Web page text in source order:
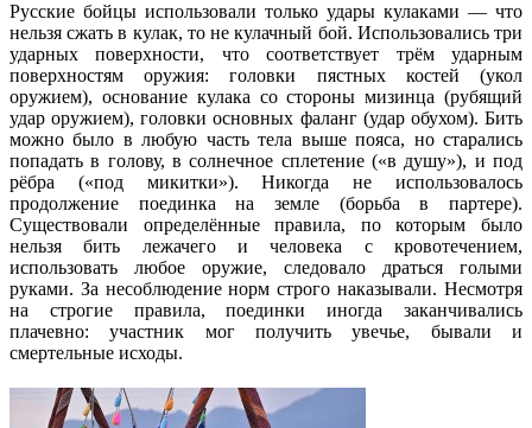
Русские бойцы использовали только удары кулаками — что
нельзя сжать в кулак, то не кулачный бой. Использовались три
ударных поверхности, что соответствует трём ударным
поверхностям оружия: головки пястных костей (укол
оружием), основание кулака со стороны мизинца (рубящий
удар оружием), головки основных фаланг (удар обухом). Бить
можно было в любую часть тела выше пояса, но старались
попадать в голову, в солнечное сплетение («в душу»), и под
рёбра («под микитки»). Никогда не использовалось
продолжение поединка на земле (борьба в партере).
Существовали определённые правила, по которым было
нельзя бить лежачего и человека с кровотечением,
использовать любое оружие, следовало драться голыми
руками. За несоблюдение норм строго наказывали. Несмотря
на строгие правила, поединки иногда заканчивались
плачевно: участник мог получить увечье, бывали и
смертельные исходы.